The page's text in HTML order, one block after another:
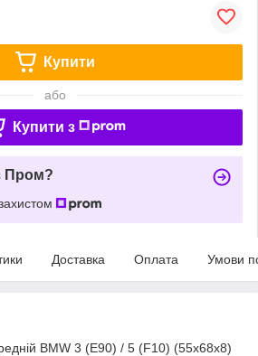
Купити
або
Купити з
Пром?
Доставка Оплата Умови
BMW 3 (E90) / 5 (F10) (55x68x8)